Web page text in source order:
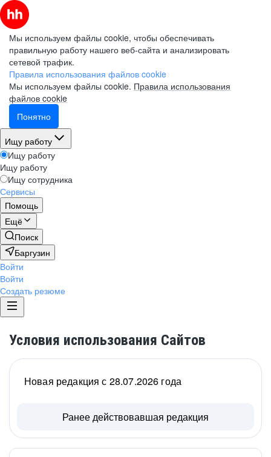
Мы используем файлы cookie, чтобы обеспечивать
правильную работу нашего веб-сайта и анализировать
сетевой трафик.
Правила использования файлов cookie
Мы используем файлы cookie. Правила использования
файлов cookie
Понятно
Ищу работу
Ищу работу
Ищу работу
Ищу сотрудника
Сервисы
Помощь
Ещё
Поиск
Баргузин
Войти
Войти
Создать резюме
Условия использования Сайтов
Новая редакция с 28.07.2026 года
Ранее действовавшая редакция